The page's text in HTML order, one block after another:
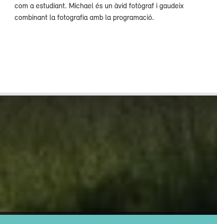
com a estudiant. Michael és un àvid fotògraf i gaudeix
combinant la fotografia amb la programació.